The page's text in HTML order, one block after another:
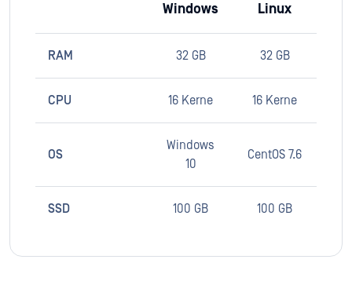
Windows Linux
RAM 32 GB 32 GB
CPU 16 Kerne 16 Kerne
OS
Windows
10
CentOS 7.6
SSD 100 GB 100 GB